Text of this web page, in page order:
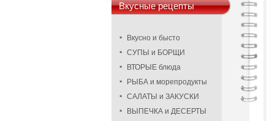
Вкусные рецепты
Вкусно и бысто
СУПЫ и БОРЩИ
ВТОРЫЕ блюда
РЫБА и морепродукты
САЛАТЫ и ЗАКУСКИ
ВЫПЕЧКА и ДЕСЕРТЫ